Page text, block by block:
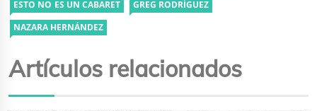
ESTO NO ES UN CABARET
GREG RODRÍGUEZ
NAZARA HERNÁNDEZ
Artículos relacionados